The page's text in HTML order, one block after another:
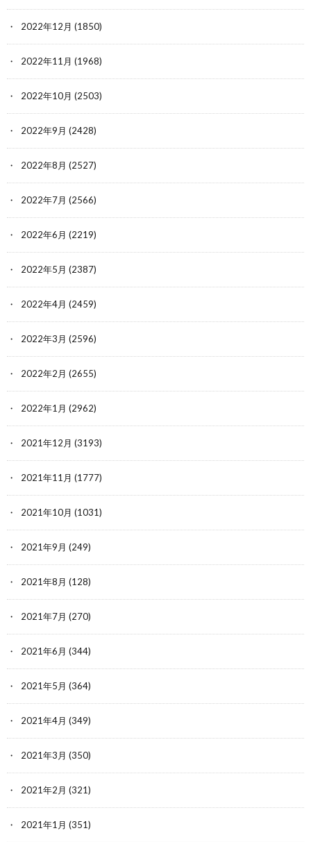
2022年12月 (1850)
2022年11月 (1968)
2022年10月 (2503)
2022年9月 (2428)
2022年8月 (2527)
2022年7月 (2566)
2022年6月 (2219)
2022年5月 (2387)
2022年4月 (2459)
2022年3月 (2596)
2022年2月 (2655)
2022年1月 (2962)
2021年12月 (3193)
2021年11月 (1777)
2021年10月 (1031)
2021年9月 (249)
2021年8月 (128)
2021年7月 (270)
2021年6月 (344)
2021年5月 (364)
2021年4月 (349)
2021年3月 (350)
2021年2月 (321)
2021年1月 (351)